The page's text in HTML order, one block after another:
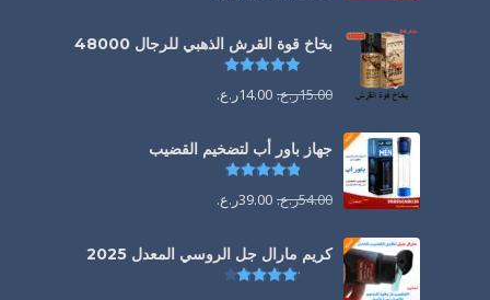
بخاخ قوة القرش الذهبي للرجال 48000
تم التقييم
15.00ر.ع. 14.00ر.ع.
جهاز باور أب لتضخيم القضيب
تم التقييم
54.00ر.ع. 39.00ر.ع.
كريم مارال جل الروسي المعدل 2025
تم التقييم